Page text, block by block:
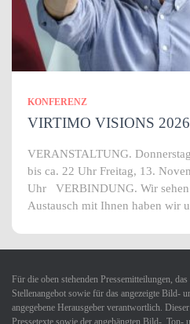
KONFERENZ
VIRTIMO VISIONS
VERANSTALTUNG.
bis ca. 22 Uhr Freitag, 13.
Uhr VERBINDUNG. Wir
Austausch mit Ihnen haben wir
Für die oben stehenden Pressemitteilungen,
Stellenangebot sowie für das angezeigte Bild-
angegebene Herausgeber verantwortlich.